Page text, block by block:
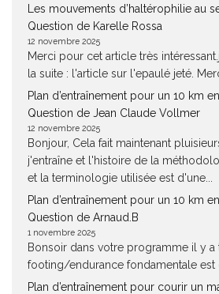
Les mouvements d’haltérophilie au
Question de Karelle Rossa
12 novembre 2025
Merci pour cet article très
la suite : l'article sur l'epaulé jeté.
Plan d’entraînement pour un 10 km
Question de Jean Claude Vollmer
12 novembre 2025
Bonjour, Cela fait maintenant
j'entraîne et l'histoire de la
et la terminologie utilisée est d'une...
Plan d’entraînement pour un 10 km
Question de Arnaud.B
1 novembre 2025
Bonsoir dans votre programme il y a
footing/endurance fondamentale est
Plan d’entraînement pour courir un